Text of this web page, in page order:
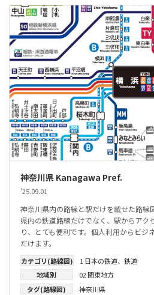
神奈川県 Kanagawa Pref.
'25.09.01
神奈川県内の路線と駅だけを載せた路線
県内の鉄道路線だけでなく、駅からアク
り、とても便利です。個人利用からビジ
だけます。
カテゴリ(路線図) 1 日本の鉄道、 鉄道
地域別
02 関東地方
タグ(路線図)
神奈川県